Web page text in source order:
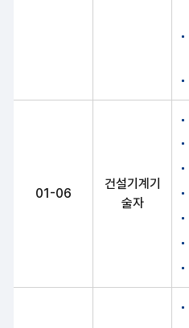
01-06
건설기계기
술자